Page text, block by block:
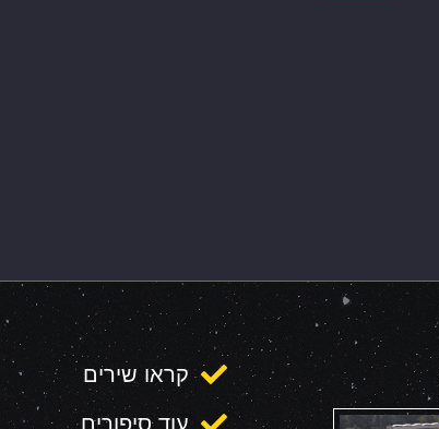
קראו שירים
עוד סיפורים